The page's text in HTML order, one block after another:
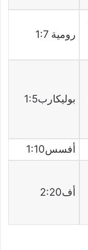
رومية 1:7
بوليكارب1:5
أفسس1:10
أف2:20